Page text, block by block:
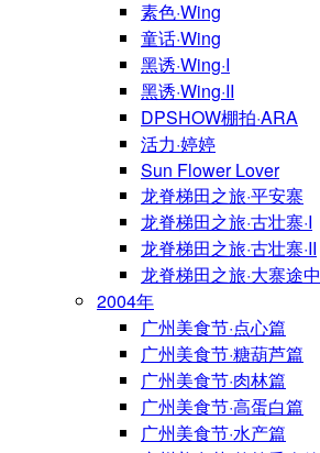
素色·Wing
童话·Wing
黑诱·Wing·I
黑诱·Wing·II
DPSHOW棚拍·ARA
活力·婷婷
Sun Flower Lover
龙脊梯田之旅·平安寨
龙脊梯田之旅·古壮寨·I
龙脊梯田之旅·古壮寨·II
龙脊梯田之旅·大寨途中
2004年
广州美食节·点心篇
广州美食节·糖葫芦篇
广州美食节·肉林篇
广州美食节·高蛋白篇
广州美食节·水产篇